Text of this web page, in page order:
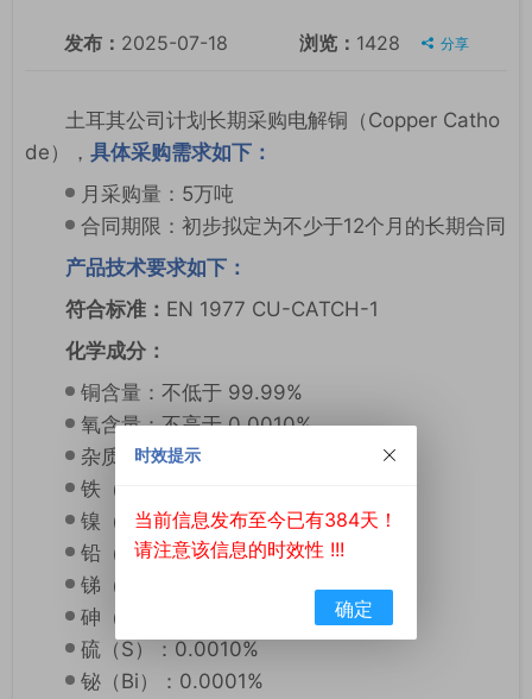
发布： 2025-07-18 浏览： 1428 分享
土耳其公司计划长期采购电解铜（Copper Catho
de）， 具体采购需求如下：
月采购量：5万吨
合同期限：初步拟定为不少于12个月的长期合同
产品技术要求如下：
符合标准： EN 1977 CU-CATCH-1
化学成分：
铜含量：不低于 99.99%
氧含量：不高于 0.0010%
杂质含量（不高于以下数值）：
铁（Fe）：0.0008%
镍（Ni）：0.0002%
铅（Pb）：0.0003%
锑（Sb）：0.0003%
砷（As）：0.0003%
硫（S）：0.0010%
铋（Bi）：0.0001%
时效提示
当前信息发布至今已有384天！
请注意该信息的时效性 !!!
确定